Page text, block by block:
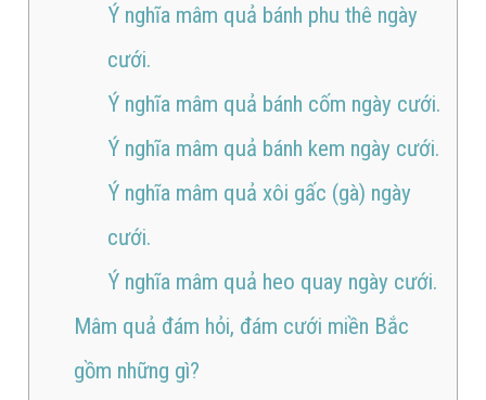
Ý nghĩa mâm quả bánh phu thê ngày
cưới.
Ý nghĩa mâm quả bánh cốm ngày cưới.
Ý nghĩa mâm quả bánh kem ngày cưới.
Ý nghĩa mâm quả xôi gấc (gà) ngày
cưới.
Ý nghĩa mâm quả heo quay ngày cưới.
Mâm quả đám hỏi, đám cưới miền Bắc
gồm những gì?